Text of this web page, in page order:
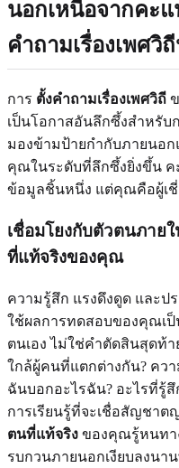
นอกเหนือจากคะ
คำถามเรื่องเพศวิ
การ ตั้งคำถามเรื่องเพศวิถี
เป็นโอกาสอันลึกซึ้งสำหรั
มองข้ามป้ายกำกับภายนอ
คุณในระดับที่ลึกซึ้งยิ่งขึ้น ค
ข้อมูลชิ้นหนึ่ง แต่คุณคือผู้เ
เชื่อมโยงกับตัวตนภาย
ที่แท้จริงของคุณ
ความรู้สึก แรงดึงดูด และ
ใช้ผลการทดสอบของคุณเ
ตนเอง ไม่ใช่คำตัดสินสุดท้า
ใกล้ผู้คนที่แตกต่างกัน? คว
ฉันบอกอะไรฉัน? อะไรที่รู้
การเรียนรู้ที่จะเชื่อสัญชา
ตนที่แท้จริง ของคุณรู้หนทา
รบกวนภายนอกเงียบลงน